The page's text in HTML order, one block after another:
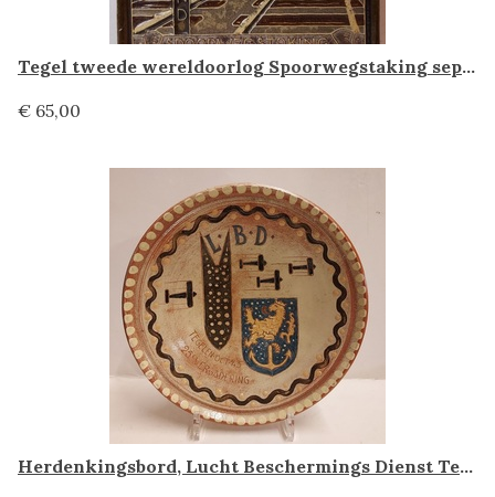
Tegel tweede wereldoorlog Spoorwegstaking sept 44 mei 45 Porceleyne Fles Delft
€ 65,00
Herdenkingsbord, Lucht Beschermings Dienst Tegelen oct '43 25e vergadering Russel Tiglia